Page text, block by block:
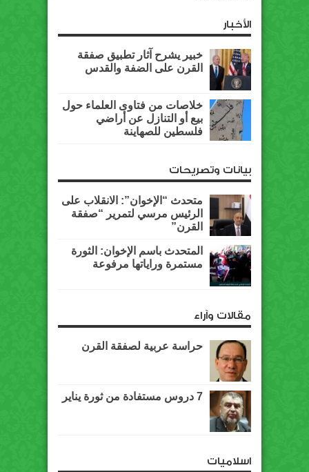
الأخبار
خبير يشرح آثار تطبيق صفقة
القرن على الضفة والقدس
خلاصات من فتاوى العلماء حول
بيع أو التنازل عن أراضي
فلسطين للصهاينة
بيانات وتصريحات
متحدث “الإخوان”: الانقلاب على
الرئيس مرسي لتمرير “صفقة
القرن”
المتحدث باسم الإخوان: الثورة
مستمرة وراياتها مرفوعة
مقالات وآراء
حراسة عربية لصفقة القرن
7 دروس مستفادة من ثورة يناير
اسلاميات